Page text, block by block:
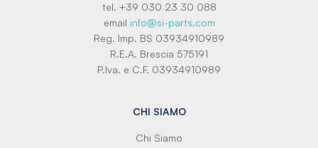
tel. +39 030 23 30 088
email info@si-parts.com
Reg. Imp. BS 03934910989
R.E.A. Brescia 575191
P.Iva. e C.F. 03934910989
CHI SIAMO
Chi Siamo